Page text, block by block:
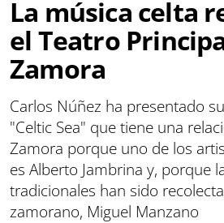
La música celta
el Teatro
Zamora
Carlos Núñez ha presentado
"Celtic Sea" que tiene una
Zamora porque uno de los
es Alberto Jambrina y, porque
tradicionales han sido
zamorano, Miguel Manzano